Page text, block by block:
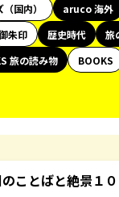
国内） aruco 海外
朱印 歴史時代 旅
旅の読み物 BOOKS
ことばと絶景１